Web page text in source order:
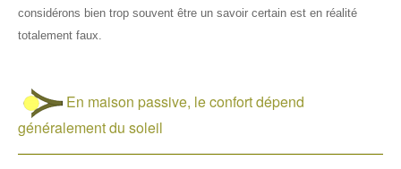
considérons bien trop souvent être un savoir certain est en réalité
totalement faux.
En maison passive, le confort dépend
généralement du soleil